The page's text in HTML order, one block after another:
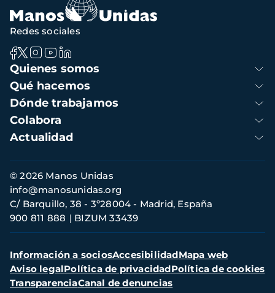
Navegación
principal
Quienes somos
Qué hacemos
Dónde trabajamos
Colabora
Actualidad
Redes sociales
Información
de
contacto
© 2026 Manos Unidas
C/ Barquillo, 38 - 3º28004 - Madrid, España
900 811 888
BIZUM 33439
info@manosunidas.org
Menú
secundario
Información a sociosAccesibilidadMapa web
Aviso legalPolítica de privacidadPolítica de cookies
TransparenciaCanal de denuncias